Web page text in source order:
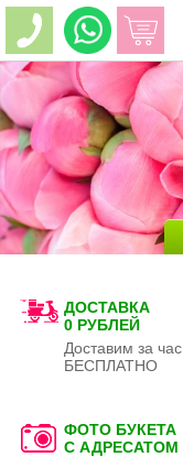
ДОСТАВКА
0 РУБЛЕЙ
Доставим за час
БЕСПЛАТНО
ФОТО БУКЕТА
С АДРЕСАТОМ